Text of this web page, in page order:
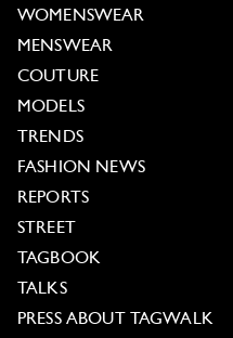
WOMENSWEAR
MENSWEAR
COUTURE
MODELS
TRENDS
FASHION NEWS
REPORTS
STREET
TAGBOOK
TALKS
PRESS ABOUT TAGWALK